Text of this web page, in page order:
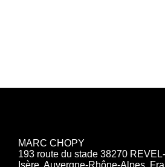
MARC CHOPY
193 route du stade 38270
Isère, Auvergne-Rhône-Alpes,